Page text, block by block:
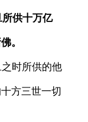
供十万亿
。
时所供的他
方三世一切